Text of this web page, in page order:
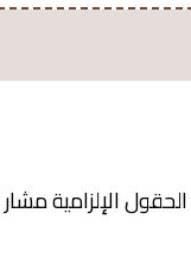
الحقول الإلزامية مشار